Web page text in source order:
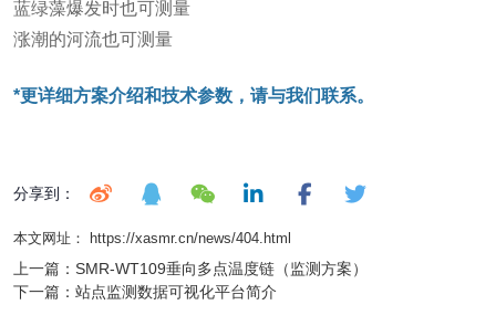
蓝绿藻爆发时也可测量
涨潮的河流也可测量
*更详细方案介绍和技术参数，请与我们联系。
分享到：
本文网址： https://xasmr.cn/news/404.html
上一篇： SMR-WT109垂向多点温度链（监测方案）
下一篇： 站点监测数据可视化平台简介